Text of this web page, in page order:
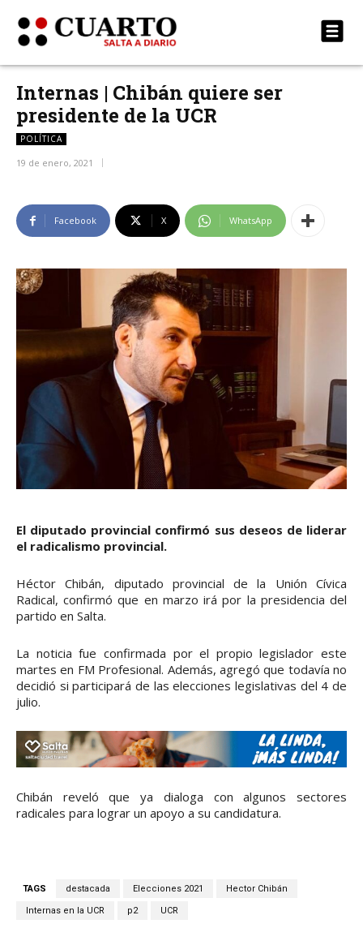
Internas | Chibán quiere ser
presidente de la UCR
POLÍTICA
19 de enero, 2021
Facebook X WhatsApp
El diputado provincial confirmó sus deseos de liderar
el radicalismo provincial.
Héctor Chibán, diputado provincial de la Unión Cívica
Radical, confirmó que en marzo irá por la presidencia del
partido en Salta.
La noticia fue confirmada por el propio legislador este
martes en FM Profesional. Además, agregó que todavía no
decidió si participará de las elecciones legislativas del 4 de
julio.
Chibán reveló que ya dialoga con algunos sectores
radicales para lograr un apoyo a su candidatura.
TAGS destacada Elecciones 2021 Hector Chibán
Internas en la UCR p2 UCR